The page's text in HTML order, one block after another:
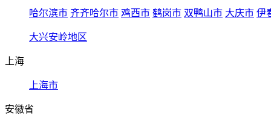
哈尔滨市 齐齐哈尔市 鸡西市 鹤岗市 双鸭山市 大庆市 伊
大兴安岭地区
上海
上海市
安徽省